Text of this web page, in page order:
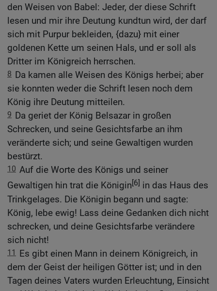
den Weisen von Babel: Jeder, der diese Schrift
lesen und mir ihre Deutung kundtun wird, der darf
sich mit Purpur bekleiden, {dazu} mit einer
goldenen Kette um seinen Hals, und er soll als
Dritter im Königreich herrschen.
8 Da kamen alle Weisen des Königs herbei; aber
sie konnten weder die Schrift lesen noch dem
König ihre Deutung mitteilen.
9 Da geriet der König Belsazar in großen
Schrecken, und seine Gesichtsfarbe an ihm
veränderte sich; und seine Gewaltigen wurden
bestürzt.
10 Auf die Worte des Königs und seiner
Gewaltigen hin trat die Königin[6] in das Haus des
Trinkgelages. Die Königin begann und sagte:
König, lebe ewig! Lass deine Gedanken dich nicht
schrecken, und deine Gesichtsfarbe verändere
sich nicht!
11 Es gibt einen Mann in deinem Königreich, in
dem der Geist der heiligen Götter ist; und in den
Tagen deines Vaters wurden Erleuchtung, Einsicht